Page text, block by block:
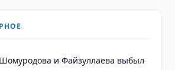
и Файзуллаева выбыл